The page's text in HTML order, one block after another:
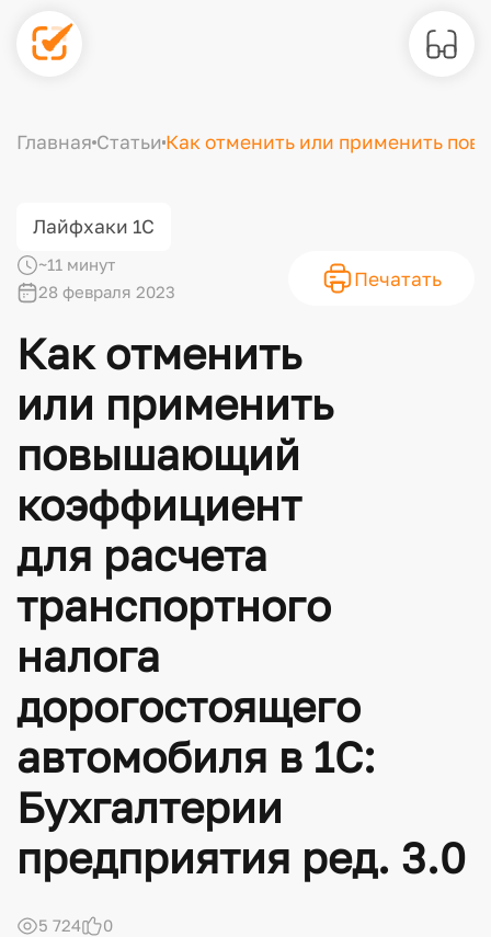
Главная Статьи Как отменить или применить
Лайфхаки 1С
~11 минут
28 февраля 2023
Печатать
Как отменить
или применить
повышающий
коэффициент
для расчета
транспортного
налога
дорогостоящего
автомобиля в 1С:
Бухгалтерии
предприятия ред. 3.0
5 724 0